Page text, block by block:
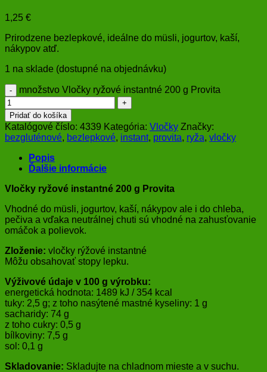
1,25 €
Prirodzene bezlepkové, ideálne do müsli, jogurtov, kaší,
nákypov atď.
1 na sklade (dostupné na objednávku)
množstvo Vločky ryžové instantné 200 g Provita
Pridať do košíka
Katalógové číslo: 4339 Kategória: Vločky Značky:
bezgluténové, bezlepkové, instant, provita, ryža, vločky
Popis
Ďalšie informácie
Vločky ryžové instantné 200 g Provita
Vhodné do müsli, jogurtov, kaší, nákypov ale i do chleba,
pečiva a vďaka neutrálnej chuti sú vhodné na zahusťovanie
omáčok a polievok.
Zloženie: vločky rýžové instantné
Môžu obsahovať stopy lepku.
Výživové údaje v 100 g výrobku:
energetická hodnota: 1489 kJ / 354 kcal
tuky: 2,5 g; z toho nasýtené mastné kyseliny: 1 g
sacharidy: 74 g
z toho cukry: 0,5 g
bílkoviny: 7,5 g
sol: 0,1 g
Skladovanie: Skladujte na chladnom mieste a v suchu.